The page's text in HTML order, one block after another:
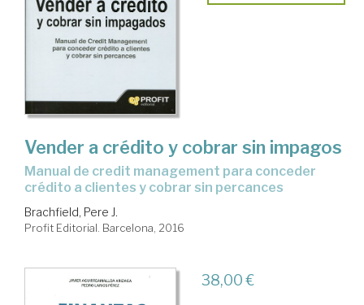
Vender a crédito y cobrar sin impagos
manual de credit management para conceder
crédito a clientes y cobrar sin percances
Brachfield, Pere J.
Profit Editorial. Barcelona, 2016
38,00 €